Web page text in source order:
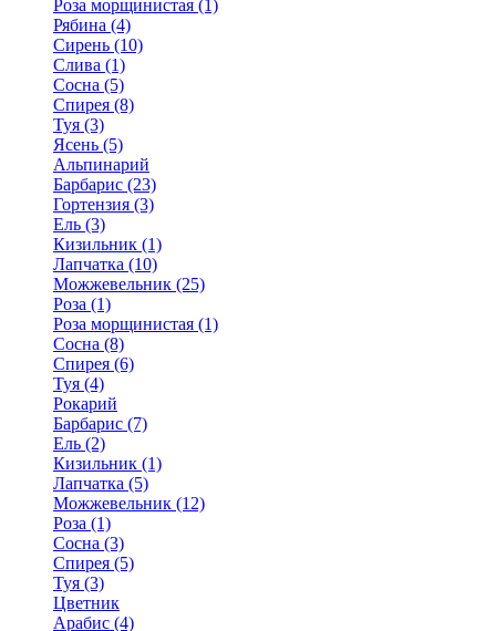
Роза морщинистая (1)
Рябина (4)
Сирень (10)
Слива (1)
Сосна (5)
Спирея (8)
Туя (3)
Ясень (5)
Альпинарий
Барбарис (23)
Гортензия (3)
Ель (3)
Кизильник (1)
Лапчатка (10)
Можжевельник (25)
Роза (1)
Роза морщинистая (1)
Сосна (8)
Спирея (6)
Туя (4)
Рокарий
Барбарис (7)
Ель (2)
Кизильник (1)
Лапчатка (5)
Можжевельник (12)
Роза (1)
Сосна (3)
Спирея (5)
Туя (3)
Цветник
Арабис (4)